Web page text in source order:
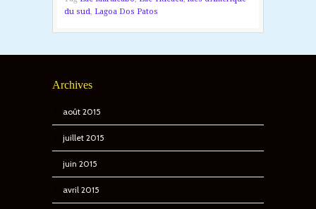
du sud
Lagoa Dos Patos
Archives
août 2015
juillet 2015
juin 2015
avril 2015